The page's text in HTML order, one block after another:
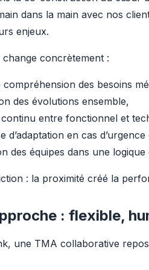
dans la main avec nos
enjeux.
change concrètement :
compréhension des besoins
des évolutions ensemble,
continu entre fonctionnel et
d’adaptation en cas
des équipes dans une logique
: la proximité créé la
: flexible,
une TMA collaborative